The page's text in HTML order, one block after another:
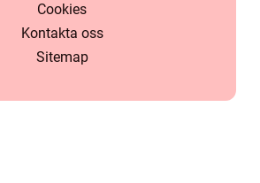
Cookies
Kontakta oss
Sitemap